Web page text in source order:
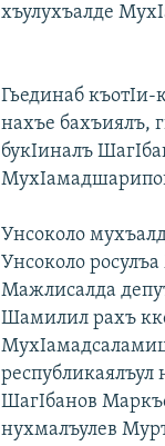
хъулухъалде
Гьединаб къотIи-
нахъе бахъиялъ,
букIиналъ
Унсоколо
Унсоколо
Мажлисалда
Шамилил рахъ
республикаялъул
ШагIбанов
нухмалъулев